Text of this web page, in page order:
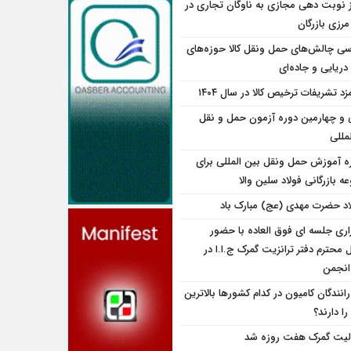
نوبت دهی مجازی به ناوگان تجاری در
مرزی بازرگان
چالش‌های حمل ونقل کالا حوزه‌های
دریایی و جاده‌ای
تشریفات ترخیص کالا در سال ۱۴۰۴
چهارمین دوره آزمون حمل و نقل
آموزش حمل ونقل بین المللی برای
بازرگانی فولاد سلین والا
حضرت مهدی (عج) مبارک باد
جلسه ای فوق العاده با حضور
محترم دفتر ترانزیت گمرک ج.ا.ا در
کامیون در کدام کشورها بالاترین
دارند؟
گمرک هفت روزه شد